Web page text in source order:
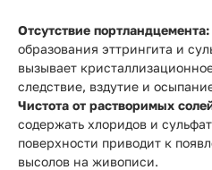
Отсутствие портландцемента:
образования эттрингита и
вызывает
следствие, вздутие и
Чистота от растворимых
содержать хлоридов и
поверхности приводит к
высолов на живописи.